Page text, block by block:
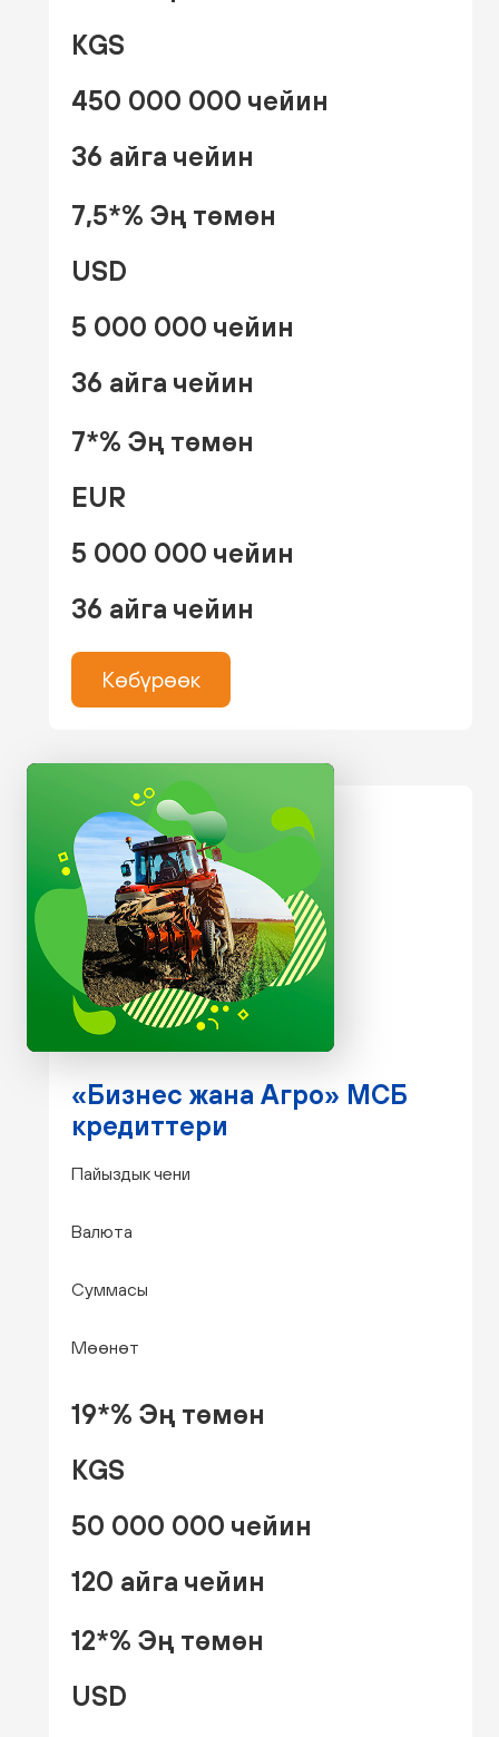
KGS
450 000 000 чейин
36 айга чейин
7,5*% Эң төмөн
USD
5 000 000 чейин
36 айга чейин
7*% Эң төмөн
EUR
5 000 000 чейин
36 айга чейин
Көбүрөөк
«Бизнес жана Агро» МСБ
кредиттери
Пайыздык чени
Валюта
Суммасы
Мөөнөт
19*% Эң төмөн
KGS
50 000 000 чейин
120 айга чейин
12*% Эң төмөн
USD